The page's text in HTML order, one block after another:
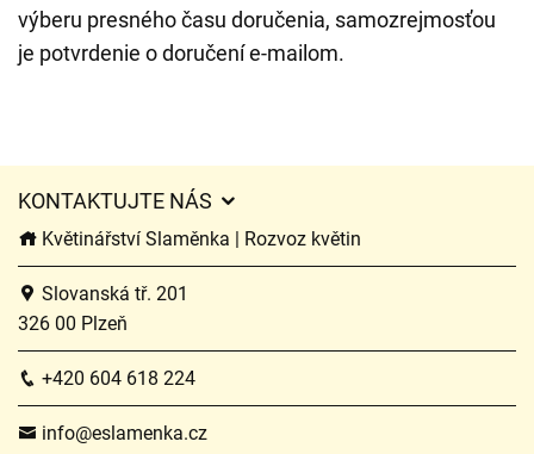
výberu presného času doručenia, samozrejmosťou
je potvrdenie o doručení e-mailom.
KONTAKTUJTE NÁS
Květinářství Slaměnka | Rozvoz květin
Slovanská tř. 201
326 00 Plzeň
+420 604 618 224
info@eslamenka.cz